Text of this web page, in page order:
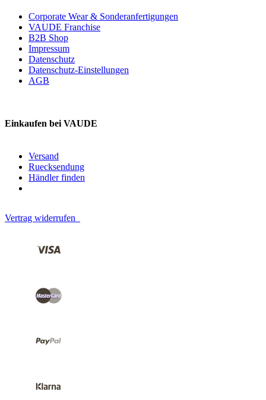
Corporate Wear & Sonderanfertigungen
VAUDE Franchise
B2B Shop
Impressum
Datenschutz
Datenschutz-Einstellungen
AGB
Einkaufen bei VAUDE
Versand
Ruecksendung
Händler finden
Vertrag widerrufen